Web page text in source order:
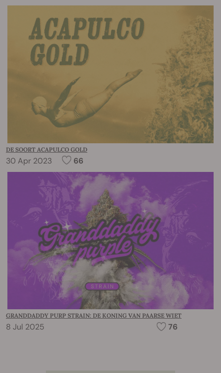
DE SOORT ACAPULCO GOLD
30 Apr 2023 66
GRANDDADDY PURP STRAIN: DE KONING VAN PAARSE WIET
8 Jul 2025 76